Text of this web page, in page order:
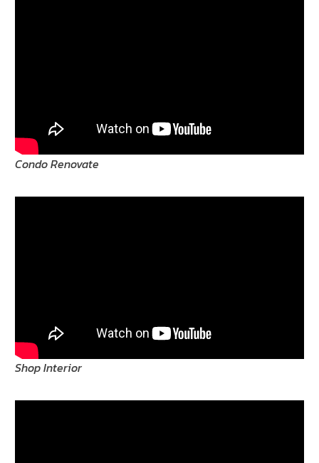
Condo Renovate
Shop Interior